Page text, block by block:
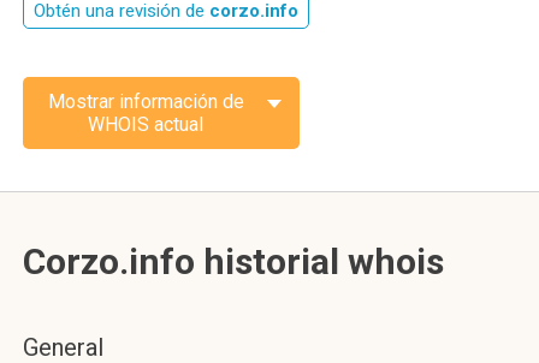
Obtén una revisión de corzo.info
Mostrar información de
WHOIS actual
Corzo.info historial whois
General